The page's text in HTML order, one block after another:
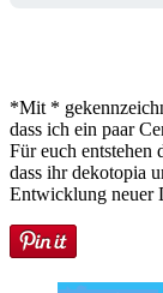
*Mit *
dass ich ein paar
Für euch entstehen
dass ihr dekotopia
Entwicklung neuer